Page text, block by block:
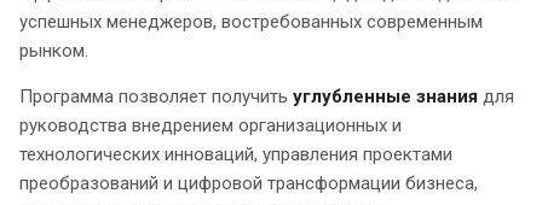
успешных менеджеров, востребованных современным
рынком.
Программа позволяет получить углубленные знания для
руководства внедрением организационных и
технологических инноваций, управления проектами
преобразований и цифровой трансформации бизнеса,